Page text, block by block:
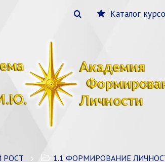
Каталог
РОСТ 1.1 ФОРМИРОВАНИЕ